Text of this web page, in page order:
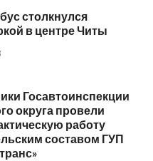
столкнулся
в центре Читы
Госавтоинспекции
округа провели
работу
составом ГУП